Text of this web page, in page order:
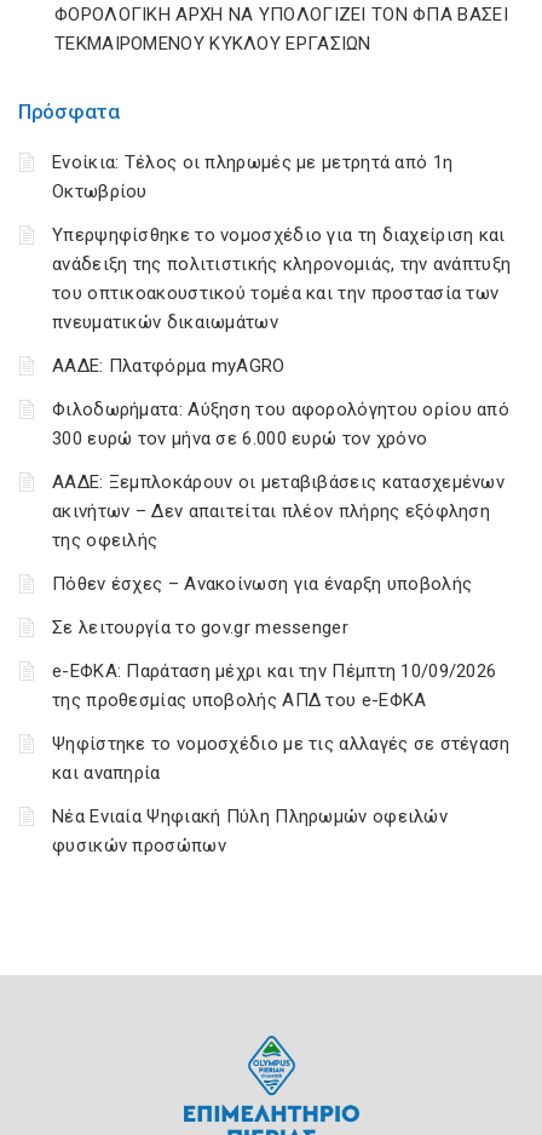
Πρόσφατα
Ενοίκια: Τέλος οι πληρωμές με μετρητά από 1η
Οκτωβρίου
Υπερψηφίσθηκε το νομοσχέδιο για τη διαχείριση και
ανάδειξη της πολιτιστικής κληρονομιάς, την ανάπτυξη
του οπτικοακουστικού τομέα και την προστασία των
πνευματικών δικαιωμάτων
ΑΑΔΕ: Πλατφόρμα myAGRO
Φιλοδωρήματα: Αύξηση του αφορολόγητου ορίου από
300 ευρώ τον μήνα σε 6.000 ευρώ τον χρόνο
ΑΑΔΕ: Ξεμπλοκάρουν οι μεταβιβάσεις κατασχεμένων
ακινήτων – Δεν απαιτείται πλέον πλήρης εξόφληση
της οφειλής
Πόθεν έσχες – Ανακοίνωση για έναρξη υποβολής
Σε λειτουργία το gov.gr messenger
e-ΕΦΚΑ: Παράταση μέχρι και την Πέμπτη 10/09/2026
της προθεσμίας υποβολής ΑΠΔ του e-ΕΦΚΑ
Ψηφίστηκε το νομοσχέδιο με τις αλλαγές σε στέγαση
και αναπηρία
Νέα Ενιαία Ψηφιακή Πύλη Πληρωμών οφειλών
φυσικών προσώπων
ΦΟΡΟΛΟΓΙΚΗ ΑΡΧΗ ΝΑ ΥΠΟΛΟΓΙΖΕΙ ΤΟΝ ΦΠΑ ΒΑΣΕΙ
ΤΕΚΜΑΙΡΟΜΕΝΟΥ ΚΥΚΛΟΥ ΕΡΓΑΣΙΩΝ